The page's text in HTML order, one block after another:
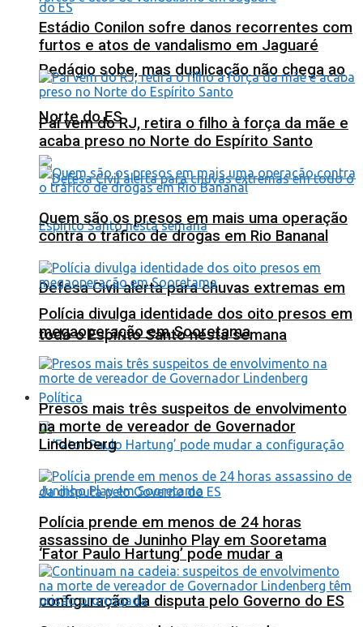
Pedágio sobe, mas duplicação não chega ao
Norte do ES
Defesa Civil alerta para chuvas extremas em
todo o Espírito Santo nesta semana
Política
‘Fator Paulo Hartung’ pode mudar a
configuração da disputa pelo Governo do ES
Estádio Conilon sofre danos recorrentes com
furtos e atos de vandalismo em Jaguaré
Pai vem do RJ, retira o filho à força da mãe e
acaba preso no Norte do Espírito Santo
Quem são os presos em mais uma operação
contra o tráfico de drogas em Rio Bananal
Polícia divulga identidade dos oito presos em
megaoperação em Sooretama
Presos mais três suspeitos de envolvimento
na morte de vereador de Governador
Lindenberg
Polícia prende em menos de 24 horas
assassino de Juninho Play em Sooretama